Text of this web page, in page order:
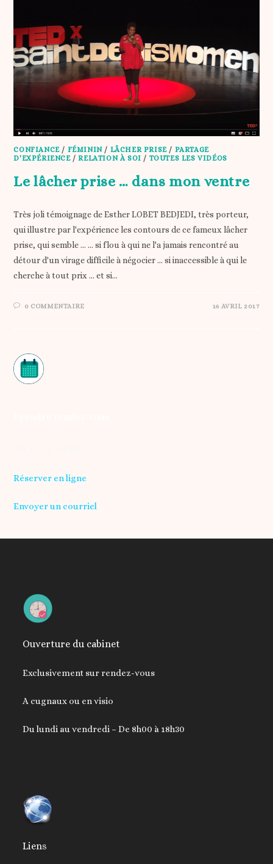
CONFIANCE/ FÉMININ/ LÂCHER PRISE/ PARTAGE
D'EXPÉRIENCE/RELATION À SOI / TOUTES LES VIDÉOS
Le lâcher prise … dans mon ventre
Très joli témoignage de Esther LOBET BEDJEDI, très porteur,
qui illustre par l'expérience les contours de ce fameux lâcher
prise, qui semble ... ... si flou à qui ne l'a jamais rencontré au
détour d'un virage difficile à négocier ... si inaccessible à qui le
cherche à tout prix ... et si…
0 COMMENTAIRE 16 AVRIL 2017
Réserver en ligne
Envoyer un courriel
Ouverture du cabinet
Exclusivement sur rendez-vous
A cugnaux ou en visio
Du lundi au vendredi – De 8h00 à 18h30
Liens